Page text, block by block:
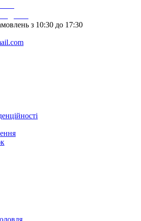
з 10:30 до 17:30